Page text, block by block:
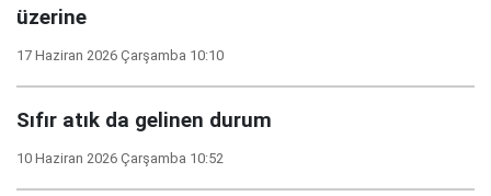
üzerine
17 Haziran 2026 Çarşamba 10:10
Sıfır atık da gelinen durum
10 Haziran 2026 Çarşamba 10:52